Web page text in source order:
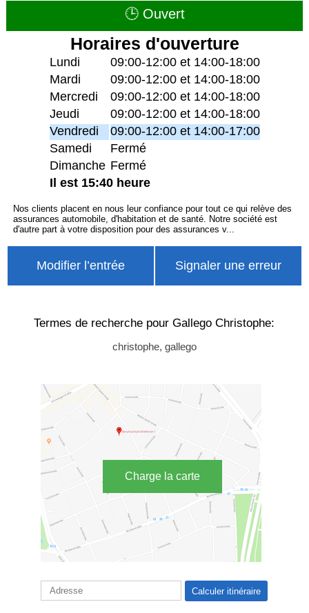
🕒 Ouvert
Horaires d'ouverture
Lundi
09:00-12:00 et 14:00-18:00
Mardi
09:00-12:00 et 14:00-18:00
Mercredi
09:00-12:00 et 14:00-18:00
Jeudi
09:00-12:00 et 14:00-18:00
Vendredi
09:00-12:00 et 14:00-17:00
Samedi
Fermé
Dimanche Fermé
Il est 15:40 heure
Nos clients placent en nous leur confiance pour tout ce qui relève des
assurances automobile, d'habitation et de santé. Notre société est
d'autre part à votre disposition pour des assurances v...
Modifier l’entrée Signaler une erreur
Termes de recherche pour Gallego Christophe:
christophe, gallego
Charge la carte